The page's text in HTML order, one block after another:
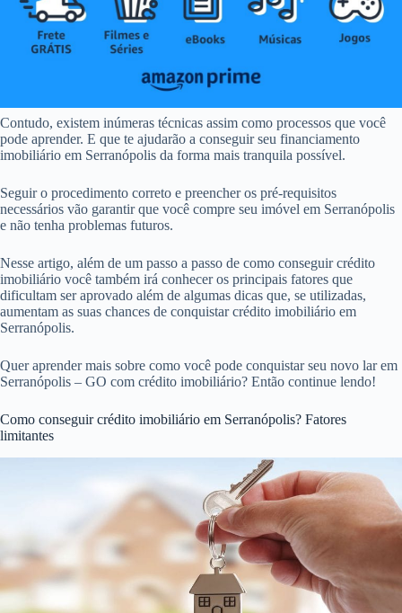
Contudo, existem inúmeras técnicas assim como processos que você
pode aprender. E que te ajudarão a conseguir seu financiamento
imobiliário em Serranópolis da forma mais tranquila possível.
Seguir o procedimento correto e preencher os pré-requisitos
necessários vão garantir que você compre seu imóvel em Serranópolis
e não tenha problemas futuros.
Nesse artigo, além de um passo a passo de como conseguir crédito
imobiliário você também irá conhecer os principais fatores que
dificultam ser aprovado além de algumas dicas que, se utilizadas,
aumentam as suas chances de conquistar crédito imobiliário em
Serranópolis.
Quer aprender mais sobre como você pode conquistar seu novo lar em
Serranópolis – GO com crédito imobiliário? Então continue lendo!
Como conseguir crédito imobiliário em Serranópolis? Fatores
limitantes